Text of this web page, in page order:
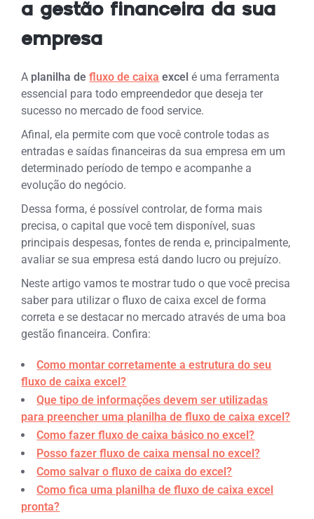
a gestão financeira da sua
empresa
A planilha defluxo de caixa excel é uma ferramenta
essencial para todo empreendedor que deseja ter
sucesso no mercado de food service.
Afinal, ela permite com que você controle todas as
entradas e saídas financeiras da sua empresa em um
determinado período de tempo e acompanhe a
evolução do negócio.
Dessa forma, é possível controlar, de forma mais
precisa, o capital que você tem disponível, suas
principais despesas, fontes de renda e, principalmente,
avaliar se sua empresa está dando lucro ou prejuízo.
Neste artigo vamos te mostrar tudo o que você precisa
saber para utilizar o fluxo de caixa excel de forma
correta e se destacar no mercado através de uma boa
gestão financeira. Confira:
Como montar corretamente a estrutura do seu
fluxo de caixa excel?
Que tipo de informações devem ser utilizadas
para preencher uma planilha de fluxo de caixa excel?
Como fazer fluxo de caixa básico no excel?
Posso fazer fluxo de caixa mensal no excel?
Como salvar o fluxo de caixa do excel?
Como fica uma planilha de fluxo de caixa excel
pronta?